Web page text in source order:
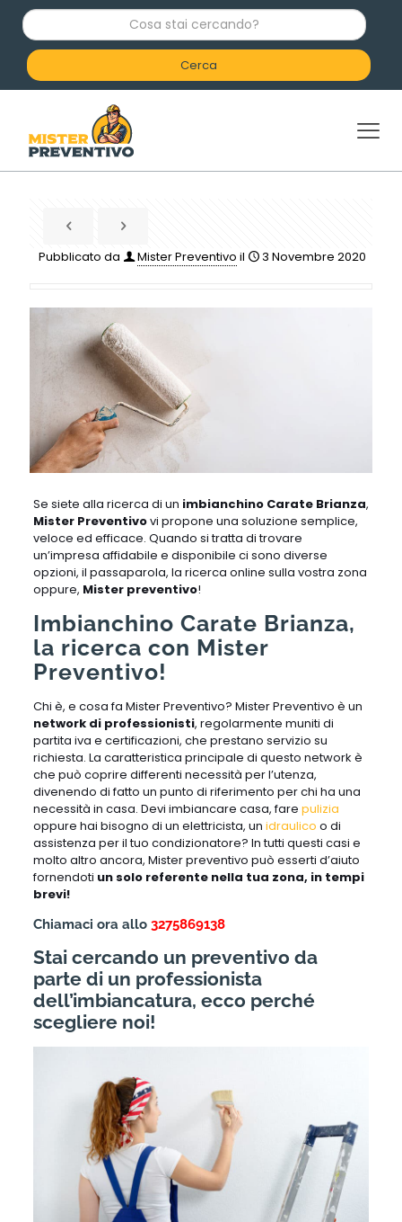
C
o
a
c
e
Pubblicato da Mister Preventivo il 3 Novembre 2020
Se siete alla ricerca di un imbianchino Carate Brianza,
Mister Preventivovi propone una soluzione semplice,
veloce ed efficace. Quando si tratta di trovare
un’impresa affidabile e disponibile ci sono diverse
opzioni, il passaparola, la ricerca online sulla vostra zona
oppure, Mister preventivo!
Imbianchino Carate Brianza,
la ricerca con Mister
Preventivo!
Chi è, e cosa fa Mister Preventivo? Mister Preventivo è un
network di professionisti, regolarmente muniti di
partita iva e certificazioni, che prestano servizio su
richiesta. La caratteristica principale di questo network è
che può coprire differenti necessità per l’utenza,
divenendo di fatto un punto di riferimento per chi ha una
necessità in casa. Devi imbiancare casa, fare pulizia
oppure hai bisogno di un elettricista, un idraulico o di
assistenza per il tuo condizionatore? In tutti questi casi e
molto altro ancora, Mister preventivo può esserti d’aiuto
fornendoti un solo referente nella tua zona, in tempi
brevi!
Chiamaci ora allo 3275869138
Stai cercando un preventivo da
parte di un professionista
dell’imbiancatura, ecco perché
scegliere noi!